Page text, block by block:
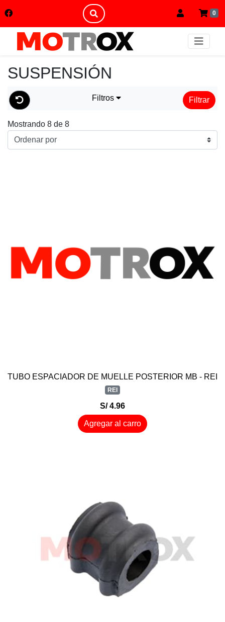
0
SUSPENSIÓN
Filtros Filtrar
Mostrando 8 de 8
TUBO ESPACIADOR DE MUELLE POSTERIOR MB - REI
REI
S/ 4.96
Agregar al carro